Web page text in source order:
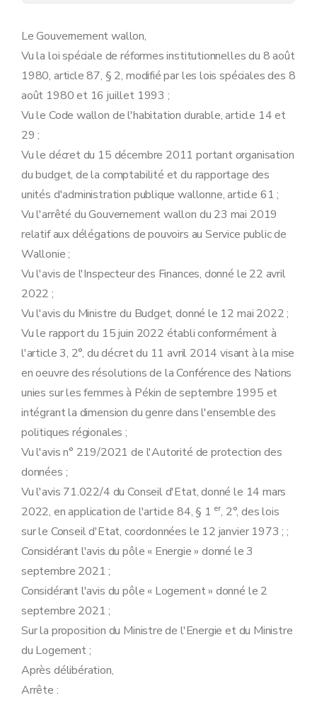
Titre III Investissements de moins de 3000 euros.
Généralités
Art. 10
Art. 10
Chapitre II Investissements économiseurs d'énergie
Section 1ère Investissement relatif à l'enveloppe du bâtiment
Art. 11
Art. 12
Art. 14
Art. 15
Art. 16
Art. 16
Art. 17
Art. 18
Art. 18
Art. 20
Art. 20
Art. 21
Art. 21
Art. 22
Art. 22
Section 4 Investissements relatifs au système de ventilation
Art. 23
Art. 24
Art. 24
Art. 25
Chapitre III Investissements relatifs à la rénovation d'un logement
Art. 26
Art. 27
Détermination du montant de la prime
Art. 28
Art. 28
Titre IV Procédure d'introduction d'une demande
Art. 29
Art. 30
Art. 31
Titre V Des recours
Art. 32
Titre VI
Des contrôles
Art. 33
Art. 34
Le Gouvernement wallon,
Vu la loi spéciale de réformes institutionnelles du 8 août
1980, article 87, § 2, modifié par les lois spéciales des 8
août 1980 et 16 juillet 1993 ;
Vu le Code wallon de l'habitation durable, article 14 et
29 ;
Vu le décret du 15 décembre 2011 portant organisation
du budget, de la comptabilité et du rapportage des
unités d'administration publique wallonne, article 61 ;
Vu l'arrêté du Gouvernement wallon du 23 mai 2019
relatif aux délégations de pouvoirs au Service public de
Wallonie ;
Vu l'avis de l'Inspecteur des Finances, donné le 22 avril
2022 ;
Vu l'avis du Ministre du Budget, donné le 12 mai 2022 ;
Vu le rapport du 15 juin 2022 établi conformément à
l'article 3, 2°, du décret du 11 avril 2014 visant à la mise
en oeuvre des résolutions de la Conférence des Nations
unies sur les femmes à Pékin de septembre 1995 et
intégrant la dimension du genre dans l'ensemble des
politiques régionales ;
Vu l'avis n° 219/2021 de l'Autorité de protection des
données ;
Vu l'avis 71.022/4 du Conseil d'Etat, donné le 14 mars
2022, en application de l'article 84, § 1 er, 2°, des lois
sur le Conseil d'Etat, coordonnées le 12 janvier 1973 ; ;
Considérant l'avis du pôle « Energie » donné le 3
septembre 2021 ;
Considérant l'avis du pôle « Logement » donné le 2
septembre 2021 ;
Sur la proposition du Ministre de l'Energie et du Ministre
du Logement ;
Après délibération,
Arrête :